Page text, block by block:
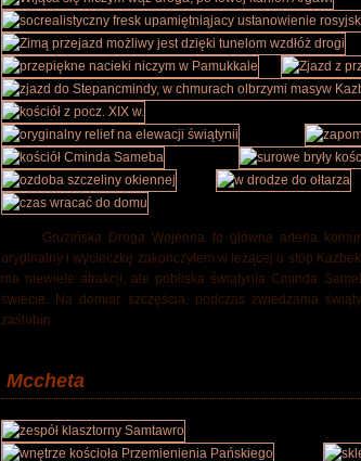
Gruzińska Droga Wojenna to główna arteria
oryginalny i wycieczkę zakończyłem w leżącej u stóp
ma niewiele atrakcji, ale pobliska świątynia Cminda
świecie. Na domiar szczęścia, podczas zwiedzania
zaślubin.
Mccheta